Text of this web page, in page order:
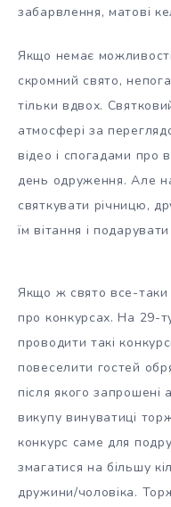
забарвлення, матові
Якщо немає
скромний свято,
тільки вдвох.
атмосфері за
відео і спогадами про
день одруження. Але
святкувати річницю,
їм вітання і
Якщо ж свято все-таки
про конкурсах. На 29-
проводити такі
повеселити гостей
після якого
викупу винуватиці
конкурс саме для
змагатися на більшу
дружини/чоловіка.